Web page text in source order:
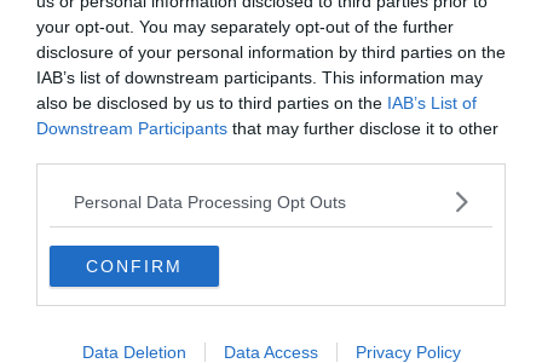
your opt-out. You may separately opt-out of the further
disclosure of your personal information by third parties on the
IAB’s list of downstream participants. This information may
also be disclosed by us to third parties on the IAB’s List of
Downstream Participants that may further disclose it to other
Personal Data Processing Opt Outs
CONFIRM
Data Deletion Data Access Privacy Policy
Melyik film címét rejtik az
emojik?
Tőrbe ejtve
Pengeélen